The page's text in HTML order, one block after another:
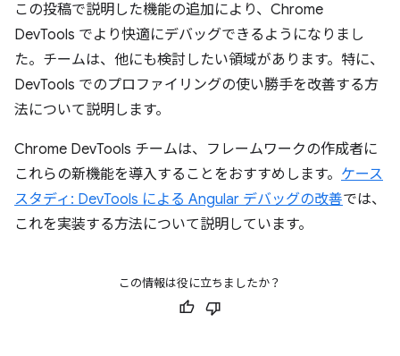
この投稿で説明した機能の追加により、Chrome
DevTools でより快適にデバッグできるようになりまし
た。チームは、他にも検討したい領域があります。特に、
DevTools でのプロファイリングの使い勝手を改善する方
法について説明します。
Chrome DevTools チームは、フレームワークの作成者に
これらの新機能を導入することをおすすめします。 ケース
スタディ: DevTools による Angular デバッグの改善では、
これを実装する方法について説明しています。
この情報は役に立ちましたか？